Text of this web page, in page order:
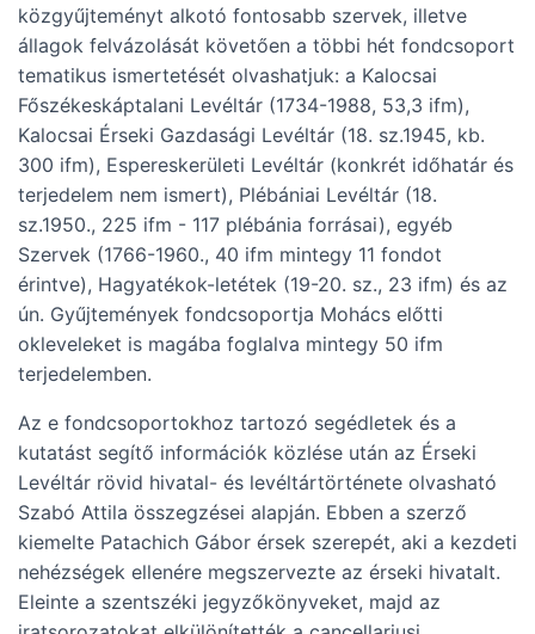
közgyűjteményt alkotó fontosabb szervek, illetve
állagok felvázolását követően a többi hét fondcsoport
tematikus ismertetését olvashatjuk: a Kalocsai
Főszékeskáptalani Levéltár (1734-1988, 53,3 ifm),
Kalocsai Érseki Gazdasági Levéltár (18. sz.1945, kb.
300 ifm), Espereskerületi Levéltár (konkrét időhatár és
terjedelem nem ismert), Plébániai Levéltár (18.
sz.1950., 225 ifm - 117 plébánia forrásai), egyéb
Szervek (1766-1960., 40 ifm mintegy 11 fondot
érintve), Hagyatékok-letétek (19-20. sz., 23 ifm) és az
ún. Gyűjtemények fondcsoportja Mohács előtti
okleveleket is magába foglalva mintegy 50 ifm
terjedelemben.
Az e fondcsoportokhoz tartozó segédletek és a
kutatást segítő információk közlése után az Érseki
Levéltár rövid hivatal- és levéltártörténete olvasható
Szabó Attila összegzései alapján. Ebben a szerző
kiemelte Patachich Gábor érsek szerepét, aki a kezdeti
nehézségek ellenére megszervezte az érseki hivatalt.
Eleinte a szentszéki jegyzőkönyveket, majd az